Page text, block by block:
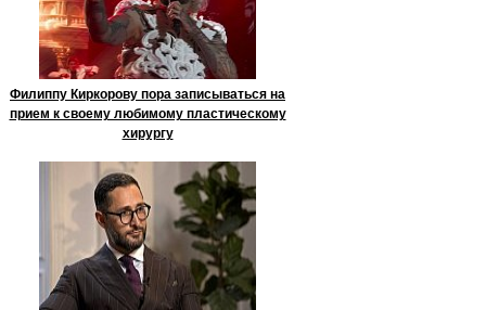
Филиппу Киркорову пора записываться на
прием к своему любимому пластическому
хирургу